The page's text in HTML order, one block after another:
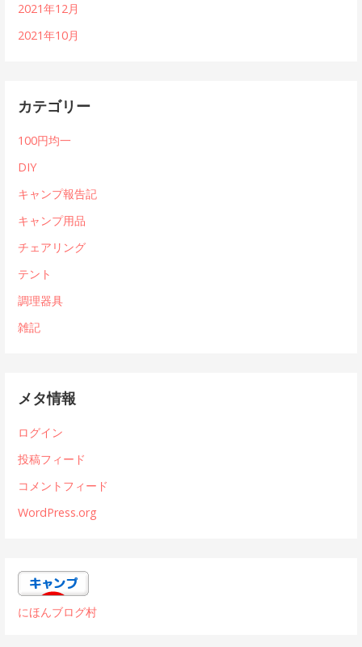
2021年12月
2021年10月
カテゴリー
100円均一
DIY
キャンプ報告記
キャンプ用品
チェアリング
テント
調理器具
雑記
メタ情報
ログイン
投稿フィード
コメントフィード
WordPress.org
にほんブログ村